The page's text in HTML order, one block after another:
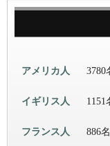
アメリカ人 3780
イギリス人 1151
フランス人 886名